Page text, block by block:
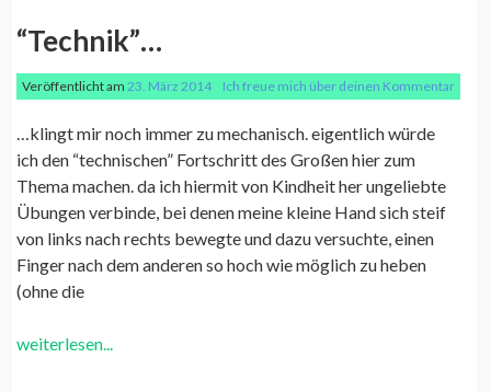
“Technik”…
Veröffentlicht am23. März 2014 Ich freue mich über deinen Kommentar
…klingt mir noch immer zu mechanisch. eigentlich würde
ich den “technischen” Fortschritt des Großen hier zum
Thema machen. da ich hiermit von Kindheit her ungeliebte
Übungen verbinde, bei denen meine kleine Hand sich steif
von links nach rechts bewegte und dazu versuchte, einen
Finger nach dem anderen so hoch wie möglich zu heben
(ohne die
weiterlesen...